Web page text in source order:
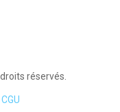
réservés.